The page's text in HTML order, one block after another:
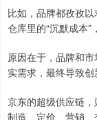
比如，品牌都孜孜
仓库里的“沉默成本”
原因在于，品牌和
实需求，最终导致创
京东的超级供应链，
制造、定价、营销